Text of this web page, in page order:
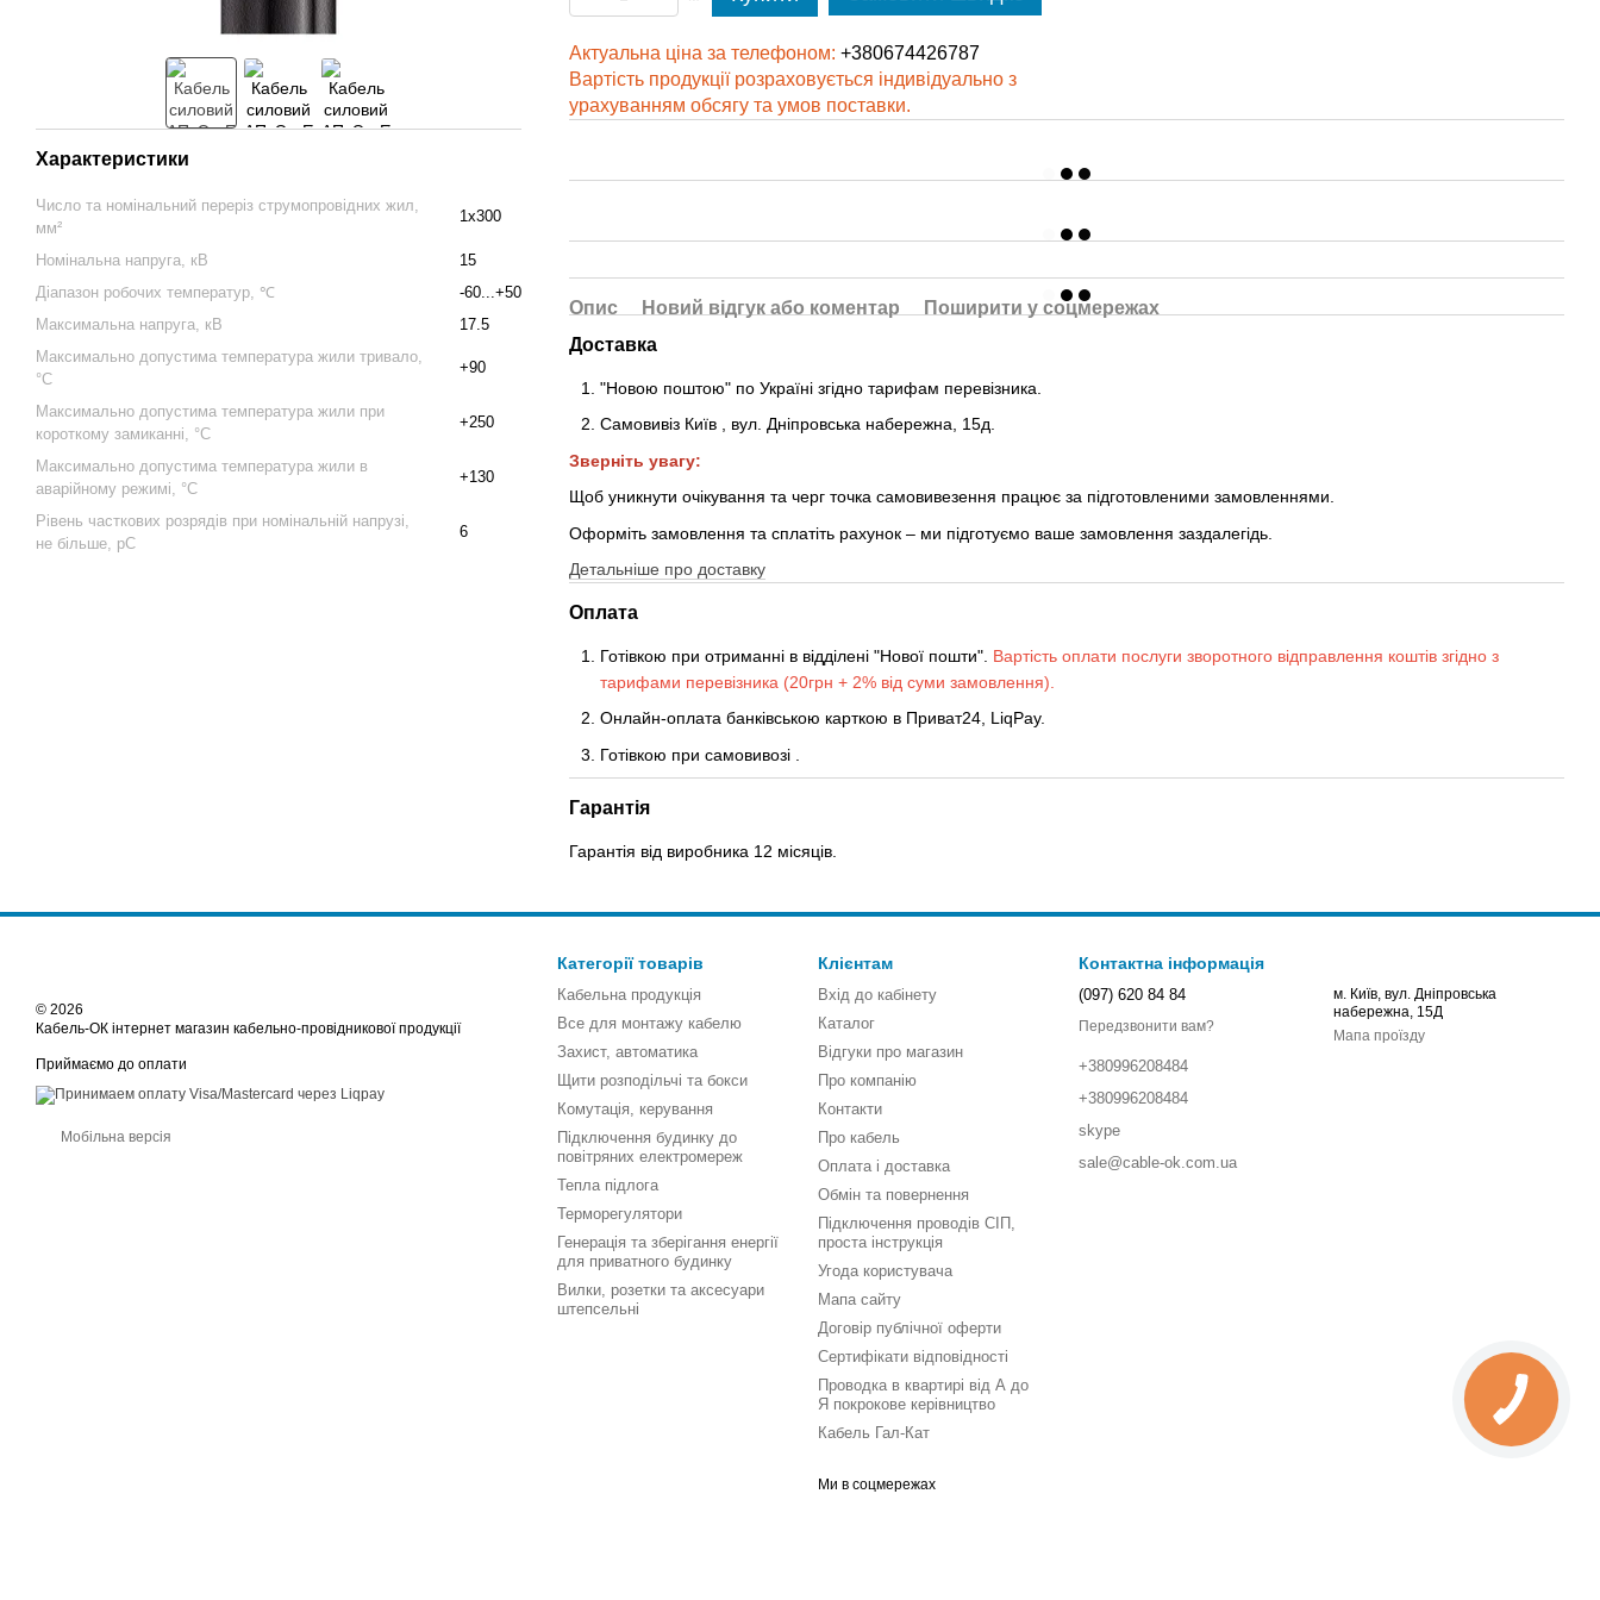
Характеристики
Число та номінальний переріз струмопровідних жил,
мм²
1x300
Номінальна напруга, кВ
15
Діапазон робочих температур, ℃
-60...+50
Максимальна напруга, кВ
17.5
Максимально допустима температура жили тривало,
°С
+90
Максимально допустима температура жили при
короткому замиканні, °С
+250
Максимально допустима температура жили в
аварійному режимі, °С
+130
Рівень часткових розрядів при номінальній напрузі,
не більше, pC
6
Актуальна ціна за телефоном: +380674426787
Вартість продукції розраховується індивідуально з
урахуванням обсягу та умов поставки.
Опис Новий відгук або коментар
Поширити у соцмережах
Доставка
"Новою поштою" по Україні згідно тарифам перевізника.
Самовивіз Київ , вул. Дніпровська набережна, 15д.
Зверніть увагу:
Щоб уникнути очікування та черг точка самовивезення працює за підготовленими замовленнями.
Оформіть замовлення та сплатіть рахунок – ми підготуємо ваше замовлення заздалегідь.
Детальніше про доставку
Оплата
Готівкою при отриманні в відділені "Нової пошти". Вартість оплати послуги зворотного відправлення коштів згідно з
тарифами перевізника (20грн + 2% від суми замовлення).
Онлайн-оплата банківською карткою в Приват24, LiqPay.
Готівкою при самовивозі
Гарантія
Гарантія від виробника 12 місяців.
© 2026
Кабель-ОК інтернет магазин кабельно-провідникової продукції
Приймаємо до оплати
Мобільна версія
Категорії товарів
Кабельна продукція
Все для монтажу кабелю
Захист, автоматика
Щити розподільчі та бокси
Комутація, керування
Підключення будинку до
повітряних електромереж
Тепла підлога
Терморегулятори
Генерація та зберігання енергії
для приватного будинку
Вилки, розетки та аксесуари
штепсельні
Клієнтам
Вхід до кабінету
Каталог
Відгуки про магазин
Про компанію
Контакти
Про кабель
Оплата і доставка
Обмін та повернення
Підключення проводів СІП,
проста інструкція
Угода користувача
Мапа сайту
Договір публічної оферти
Сертифікати відповідності
Проводка в квартирі від А до
Я покрокове керівництво
Кабель Гал-Кат
Ми в соцмережах
Контактна інформація
(097) 620 84 84
Передзвонити вам?
+380996208484
+380996208484
skype
sale@cable-ok.com.ua
м. Київ, вул. Дніпровська
набережна, 15Д
Мапа проїзду